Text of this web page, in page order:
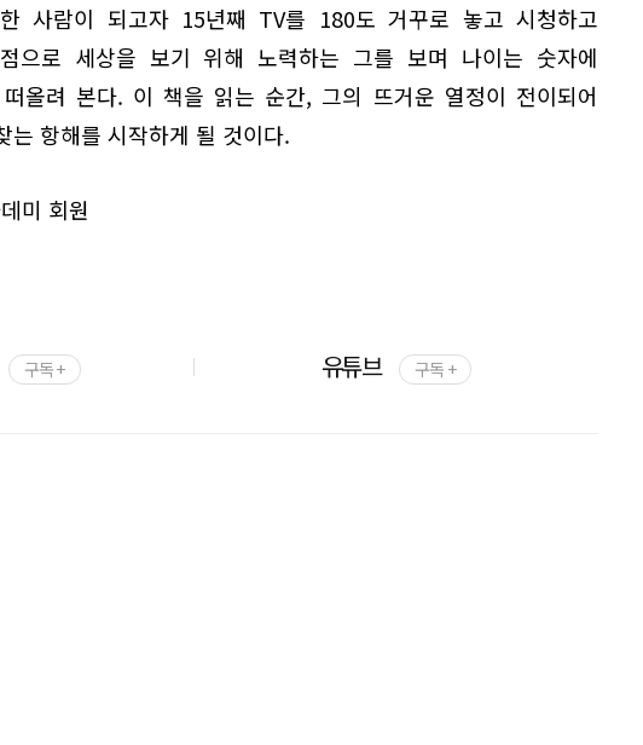
사람이 되고자 15년째 TV를 180도 거꾸로 놓고 시청하고
으로 세상을 보기 위해 노력하는 그를 보며 나이는 숫자에
올려 본다. 이 책을 읽는 순간, 그의 뜨거운 열정이 전이되어
는 항해를 시작하게 될 것이다.
미 회원
구독 + 유튜브 구독 +